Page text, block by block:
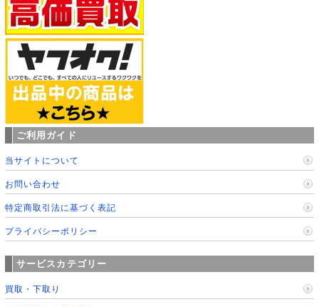
ご利用ガイド
当サイトについて
お問い合わせ
特定商取引法に基づく表記
プライバシーポリシー
サービスカテゴリー
買取・下取り